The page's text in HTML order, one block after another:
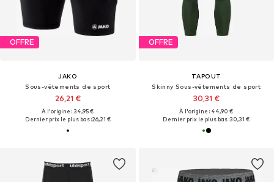
OFFRE
JAKO
Sous-vêtements de sport
26,21 €
À l'origine : 34,95 €
Dernier prix le plus bas :26,21 €
OFFRE
TAPOUT
Skinny Sous-vêtements de sport
30,31 €
À l'origine : 44,90 €
Dernier prix le plus bas :30,31 €